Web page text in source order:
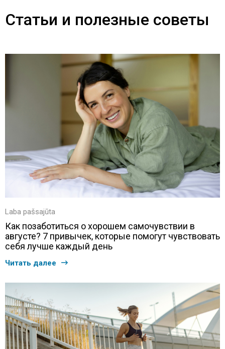
Статьи и полезные советы
Laba pašsajūta
Как позаботиться о хорошем самочувствии в
августе? 7 привычек, которые помогут чувствовать
себя лучше каждый день
Читать далее